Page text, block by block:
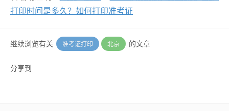
打印时间是多久？如何打印准考证
继续浏览有关 准考证打印 北京 的文章
分享到